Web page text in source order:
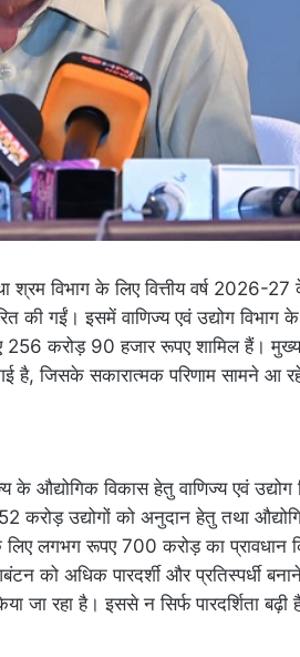
श्रम विभाग के लिए वित्तीय वर्ष 2026-
गईं। इसमें वाणिज्य एवं उद्योग विभाग
करोड़ 90 हजार रूपए शामिल हैं।
है, जिसके सकारात्मक परिणाम सामने आ
के औद्योगिक विकास हेतु वाणिज्य एवं उद्योग
उद्योगों को अनुदान हेतु तथा
लगभग रूपए 700 करोड़ का प्रावधान
को अधिक पारदर्शी और प्रतिस्पर्धी
जा रहा है। इससे न सिर्फ पारदर्शिता बढ़ी